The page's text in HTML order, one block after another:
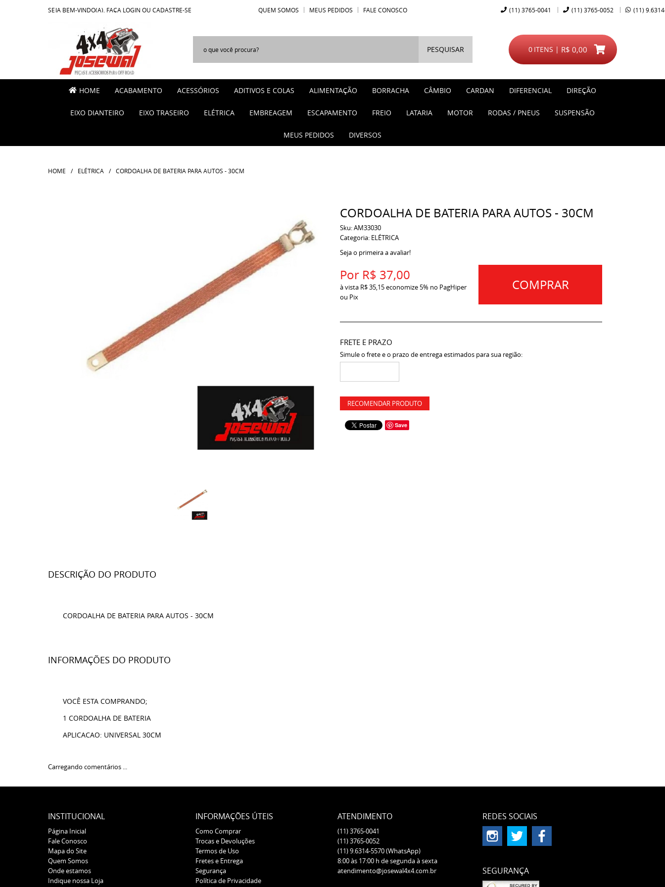
SEJA BEM-VINDO(A), FAÇA LOGIN OU CADASTRE-SE QUEM SOMOS MEUS PEDIDOS FALE CONOSCO (11) 3765-0041 (11) 3765-0052 (11)
PESQUISAR ITENS
0 R$ 0,00
HOME ACABAMENTO ACESSÓRIOS ADITIVOS E COLAS ALIMENTAÇÃO BORRACHA CÂMBIO CARDAN DIFERENCIAL DIREÇÃO
EIXO DIANTEIRO EIXO TRASEIRO ELÉTRICA EMBREAGEM ESCAPAMENTO FREIO LATARIA MOTOR RODAS / PNEUS SUSPENSÃO
MEUS PEDIDOS DIVERSOS
HOME ELÉTRICA CORDOALHA DE BATERIA PARA AUTOS - 30CM
CORDOALHA DE BATERIA PARA AUTOS - 30CM
Sku:AM33030
Categoria: ELÉTRICA
Seja o primeira a avaliar!
Por R$ 37,00
à vista R$ 35,15economize 5% no PagHiper
ou Pix
COMPRAR
FRETE E PRAZO
Simule o frete e o prazo de entrega estimados para sua região:
RECOMENDAR PRODUTO
Save
DESCRIÇÃO DO PRODUTO
CORDOALHA DE BATERIA PARA AUTOS - 30CM
INFORMAÇÕES DO PRODUTO
VOCÊ ESTA COMPRANDO;
1 CORDOALHA DE BATERIA
APLICACAO: UNIVERSAL 30CM
Carregando comentários ...
INSTITUCIONAL
Página Inicial
Fale Conosco
Mapa do Site
Quem Somos
Onde estamos
Indique nossa Loja
INFORMAÇÕES ÚTEIS
Como Comprar
Trocas e Devoluções
Termos de Uso
Fretes e Entrega
Segurança
Política de Privacidade
ATENDIMENTO
(11)3765-0041
(11)3765-0052
(11)9.6314-5570(WhatsApp)
8:00 às 17:00 h de segunda à sexta
atendimento@josewal4x4.com.br
REDES SOCIAIS
SEGURANÇA